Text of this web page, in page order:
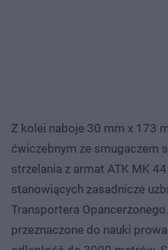
Z kolei naboje 30 mm x 173
ćwiczebnym ze smugaczem
strzelania z armat ATK MK
stanowiących zasadnicze
Transportera
przeznaczone do nauki